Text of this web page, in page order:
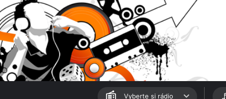
Vyberte si rádio